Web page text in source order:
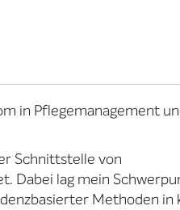
in Pflegemanagement
Schnittstelle von
Dabei lag mein
Methoden in